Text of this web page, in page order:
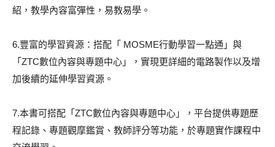
紹，教學內容富彈性，易教易學。
6.豐富的學習資源：搭配「 MOSME行動學習一點通」與
「ZTC數位內容與專題中心」，實現更詳細的電路製作以及增
加後續的延伸學習資源。
7.本書可搭配「ZTC數位內容與專題中心」，平台提供專題歷
程記錄、專題觀摩鑑賞、教師評分等功能，於專題實作課程中